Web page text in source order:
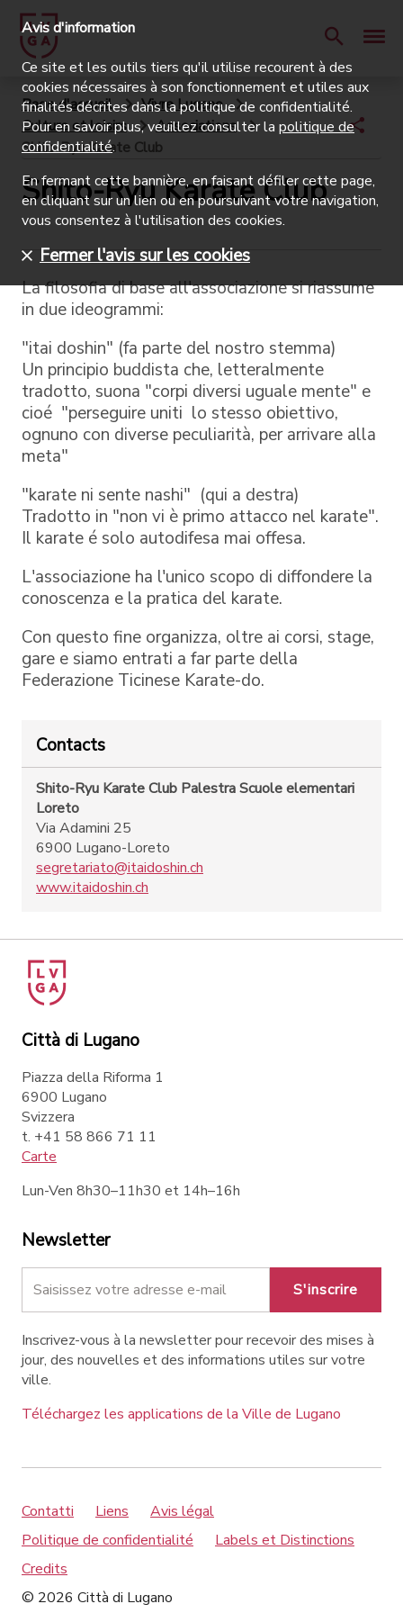
Page d'accueil
Vivre Lugano
Culture et loisirs
Associations
Shito-Ryu Karate Club
Shito-Ryu Karate Club
La filosofia di base all'associazione si riassume
in due ideogrammi:
"itai doshin" (fa parte del nostro stemma)
Un principio buddista che, letteralmente
tradotto, suona "corpi diversi uguale mente" e
cioé "perseguire uniti lo stesso obiettivo,
ognuno con diverse peculiarità, per arrivare alla
meta" ​
"karate ni sente nashi" (qui a destra)
Tradotto in "non vi è primo attacco nel karate".
Il karate é solo autodifesa mai offesa.
L'associazione ha l'unico scopo di diffondere la
conoscenza e la pratica del karate.
Con questo fine organizza, oltre ai corsi, stage,
gare e siamo entrati a far parte della
Federazione Ticinese Karate-do.
Contacts
Shito-Ryu Karate Club Palestra Scuole elementari
Loreto
Via Adamini 25
6900 Lugano-Loreto
segretariato@itaidoshin.ch
www.itaidoshin.ch
Città di Lugano
Piazza della Riforma 1
6900 Lugano
Svizzera
t. +41 58 866 71 11
Carte
Lun-Ven 8h30–11h30 et 14h–16h
Newsletter
S'inscrire
Inscrivez-vous à la newsletter pour recevoir des mises à
jour, des nouvelles et des informations utiles sur votre
ville.
Téléchargez les applications de la Ville de Lugano
Contatti Liens
Avis légal
Politique de confidentialité
Labels et Distinctions
Credits
© 2026 Città di Lugano
Avis d'information
Ce site et les outils tiers qu'il utilise recourent à des
cookies nécessaires à son fonctionnement et utiles aux
finalités décrites dans la politique de confidentialité.
Pour en savoir plus, veuillez consulter la politique de
confidentialité.
En fermant cette bannière, en faisant défiler cette page,
en cliquant sur un lien ou en poursuivant votre navigation,
vous consentez à l'utilisation des cookies.
Fermer l'avis sur les cookies